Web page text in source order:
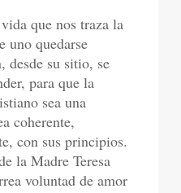
que nos traza la
uno quedarse
desde su sitio, se
para que la
sea una
coherente,
con sus principios.
la Madre Teresa
voluntad de amor